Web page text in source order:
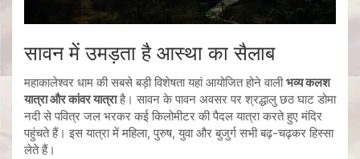
सावन में उमड़ता है आस्था का सैलाब
महाकालेश्वर धाम की सबसे बड़ी विशेषता यहां आयोजित होने वालीभव्य कलश
यात्रा और कांवर यात्राहै। सावन के पावन अवसर पर श्रद्धालु छठ घाट डोमा
नदी से पवित्र जल भरकर कई किलोमीटर की पैदल यात्रा करते हुए मंदिर
पहुंचते हैं। इस यात्रा में महिला, पुरुष, युवा और बुजुर्ग सभी बढ़-चढ़कर हिस्सा
लेते हैं।